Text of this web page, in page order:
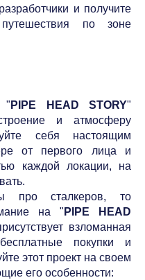
и получите
по зоне
" PIPE HEAD STORY"
и атмосферу
себя настоящим
от первого лица и
каждой локации, на
про сталкеров, то
на " PIPE HEAD
взломанная
покупки и
этот проект на своем
его особенности: